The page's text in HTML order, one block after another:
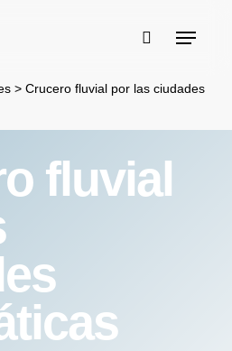
buscar
Menu
>Crucero fluvial por las ciudades
fluvial